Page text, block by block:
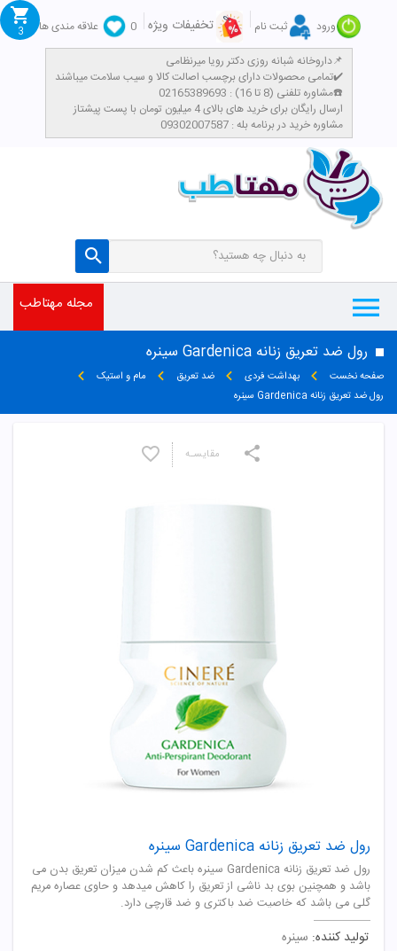
ورود ثبت نام تخفیفات ویژه 0
علاقه مندی ها
داروخانه شبانه روزی دکتر رویا میرنظامی📌
تمامی محصولات دارای برچسب اصالت کالا و سیب سلامت میباشند✔️
مشاوره تلفنی (8 تا 16) : 02165389693☎️
​ارسال رایگان برای خرید های بالای 4 میلیون تومان با پست پیشتاز
مشاوره خرید در برنامه بله : 09302007587
3
مجله مهتاطب
رول ضد تعریق زنانه Gardenica سینره
صفحه نخست بهداشت فردی ضد تعریق
مام و استیک
رول ضد تعریق زنانه Gardenica سینره
رول ضد تعریق زنانه Gardenica سینره
رول ضد تعریق زنانه Gardenica سینره باعث کم شدن میزان تعریق بدن می
باشد و همچنین بوی بد ناشی از تعریق را کاهش میدهد و حاوی عصاره مریم
گلی می باشد که خاصیت ضد باکتری و ضد قارچی دارد.
تولید کننده: سینره
مقایسـه